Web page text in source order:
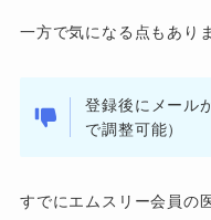
一方で気になる点もあり
登録後にメール
で調整可能）
すでにエムスリー会員の